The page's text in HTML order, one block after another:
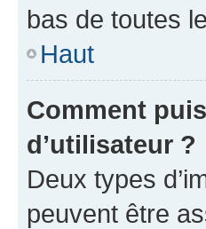
bas de toutes
Haut
Comment
d’utilisateur ?
Deux types
peuvent être